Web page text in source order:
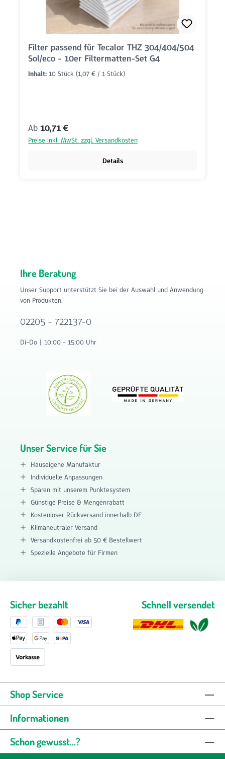
Filter passend für Tecalor THZ 304/404/504
Sol/eco - 10er Filtermatten-Set G4
Inhalt: 10 Stück (1,07 € / 1 Stück)
Regulärer Preis:
Ab 10,71 €
Preise inkl. MwSt. zzgl. Versandkosten
Details
Ihre Beratung
Unser Support unterstützt Sie bei der Auswahl und Anwendung
von Produkten.
02205 - 722137-0
Di-Do | 10:00 - 15:00 Uhr
Unser Service für Sie
Hauseigene Manufaktur
Individuelle Anpassungen
Sparen mit unserem Punktesystem
Günstige Preise & Mengenrabatt
Kostenloser Rückversand innerhalb DE
Klimaneutraler Versand
Versandkostenfrei ab 50 € Bestellwert
Spezielle Angebote für Firmen
Sicher bezahlt Schnell versendet
Shop Service
Informationen
Schon gewusst...?